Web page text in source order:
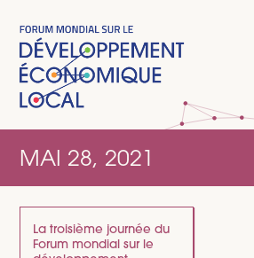
MAI 28, 2021
La troisième journée du
Forum mondial sur le